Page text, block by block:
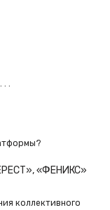
. .
«ФЕНИКС»
коллективного